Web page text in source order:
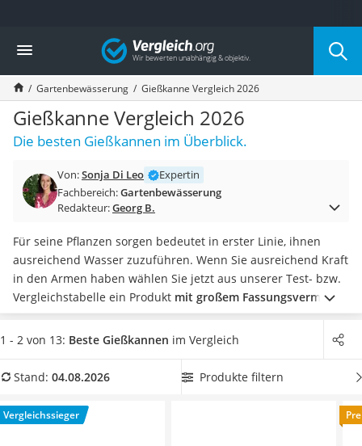
Die beliebtesten Vergleiche nach Kategorie
Baumarkt
Tresor feuerfest
Makita-Akku-Rasenmäher
Kappsäge
Smartes Türschloss
Akku-Rasentrimmer
Split-Klimaanlage 2 Innengeräte
Pelletofen
Tiefbrunnenpumpe
Fliesenschneider
Hochdruckreiniger
Doppelschleifer
Überwachungskamera
Benzinrasenmäher mit Elektrostart
Löschdecke
Winterharte Palmen
Gasdurchlauferhitzer
Vergleich
Gartenbewässerung Gießkanne Vergleich 2026
Gießkanne Vergleich 2026
Die besten Gießkannen im Überblick.
Von:Sonja Di Leo
Expertin
Fachbereich:Gartenbewässerung
Redakteur:Georg B.
Für seine Pflanzen sorgen bedeutet in erster Linie, ihnen
ausreichend Wasser zuzuführen. Wenn Sie ausreichend Kraft
in den Armen haben wählen Sie jetzt aus unserer Test- bzw.
Vergleichstabelle ein Produkt mit großem Fassungsvermögen
aus. So müssen Sie weniger Wege zum Wasserhahn
zurücklegen. Eine verzinkte Metall-Gießkanne ist robuster,
aber oft auf eine reine Geschmacksfrage hinaus, da die
passen soll. Überzeugt hat uns hier im August 2026
besonders das Modell
1 - 2 von 13: Beste Gießkannen im Vergleich
Stand: 04.08.2026 Produkte filtern
Vergleichssieger